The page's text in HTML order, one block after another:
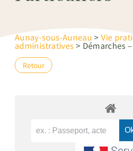
Aunay-sous-Auneau >Vie
administratives > Démarches
Retour